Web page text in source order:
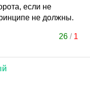
если не
не должны.
26 / 1